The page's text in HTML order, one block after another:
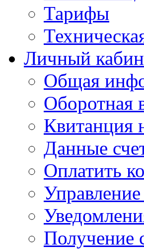
Тарифы
Личный
Общая
Оборотная
Квитанция
Данные
Оплатить
Получение